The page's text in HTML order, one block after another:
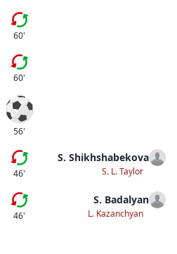
Andra bytet
60'
Första bytet
60'
Självmål
56'
Fjärde bytet
46'
S. Shikhshabekova
S. L. Taylor
Tredje bytet
46'
S. Badalyan
L. Kazanchyan